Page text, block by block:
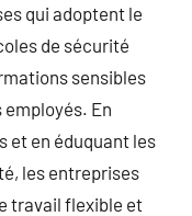
qui adoptent le
de sécurité
sensibles
En
et en éduquant les
les entreprises
travail flexible et